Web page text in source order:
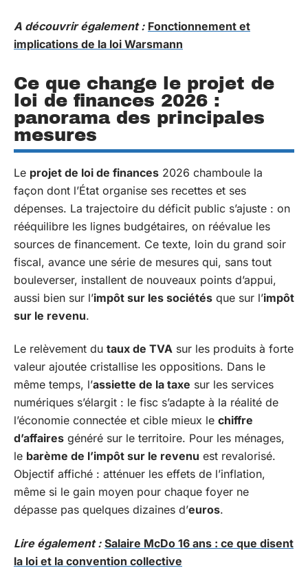
A découvrir également : Fonctionnement et
implications de la loi Warsmann
Ce que change le projet de
loi de finances 2026 :
panorama des principales
mesures
Le projet de loi de finances 2026 chamboule la
façon dont l’État organise ses recettes et ses
dépenses. La trajectoire du déficit public s’ajuste : on
rééquilibre les lignes budgétaires, on réévalue les
sources de financement. Ce texte, loin du grand soir
fiscal, avance une série de mesures qui, sans tout
bouleverser, installent de nouveaux points d’appui,
aussi bien sur l’impôt sur les sociétés que sur l’impôt
sur le revenu.
Le relèvement du taux de TVA sur les produits à forte
valeur ajoutée cristallise les oppositions. Dans le
même temps, l’assiette de la taxe sur les services
numériques s’élargit : le fisc s’adapte à la réalité de
l’économie connectée et cible mieux le chiffre
d’affaires généré sur le territoire. Pour les ménages,
le barème de l’impôt sur le revenu est revalorisé.
Objectif affiché : atténuer les effets de l’inflation,
même si le gain moyen pour chaque foyer ne
dépasse pas quelques dizaines d’euros.
Lire également : Salaire McDo 16 ans : ce que disent
la loi et la convention collective